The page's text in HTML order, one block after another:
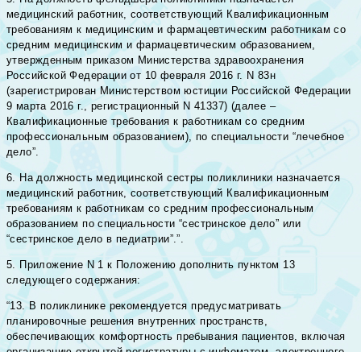
медицинский работник, соответствующий Квалификационным
требованиям к медицинским и фармацевтическим работникам со
средним медицинским и фармацевтическим образованием,
утвержденным приказом Министерства здравоохранения
Российской Федерации от 10 февраля 2016 г. N 83н
(зарегистрирован Министерством юстиции Российской Федерации
9 марта 2016 г., регистрационный N 41337) (далее –
Квалификационные требования к работникам со средним
профессиональным образованием), по специальности “лечебное
дело”.
6. На должность медицинской сестры поликлиники назначается
медицинский работник, соответствующий Квалификационным
требованиям к работникам со средним профессиональным
образованием по специальности “сестринское дело” или
“сестринское дело в педиатрии”.”.
5. Приложение N 1 к Положению дополнить пунктом 13
следующего содержания:
“13. В поликлинике рекомендуется предусматривать
планировочные решения внутренних пространств,
обеспечивающих комфортность пребывания пациентов, включая